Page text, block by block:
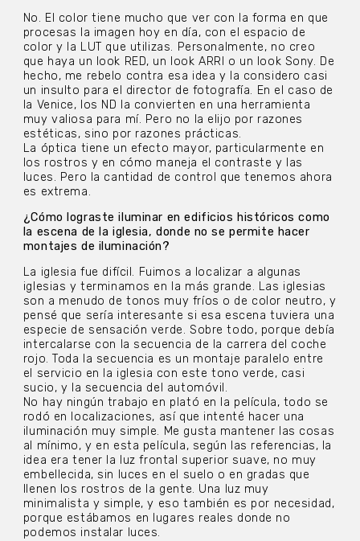
No. El color tiene mucho que ver con la forma en que
procesas la imagen hoy en día, con el espacio de
color y la LUT que utilizas. Personalmente, no creo
que haya un look RED, un look ARRI o un look Sony. De
hecho, me rebelo contra esa idea y la considero casi
un insulto para el director de fotografía. En el caso de
la Venice, los ND la convierten en una herramienta
muy valiosa para mí. Pero no la elijo por razones
estéticas, sino por razones prácticas.
La óptica tiene un efecto mayor, particularmente en
los rostros y en cómo maneja el contraste y las
luces. Pero la cantidad de control que tenemos ahora
es extrema.
¿Cómo lograste iluminar en edificios históricos como
la escena de la iglesia, donde no se permite hacer
montajes de iluminación?
La iglesia fue difícil. Fuimos a localizar a algunas
iglesias y terminamos en la más grande. Las iglesias
son a menudo de tonos muy fríos o de color neutro, y
pensé que sería interesante si esa escena tuviera una
especie de sensación verde. Sobre todo, porque debía
intercalarse con la secuencia de la carrera del coche
rojo. Toda la secuencia es un montaje paralelo entre
el servicio en la iglesia con este tono verde, casi
sucio, y la secuencia del automóvil.
No hay ningún trabajo en plató en la película, todo se
rodó en localizaciones, así que intenté hacer una
iluminación muy simple. Me gusta mantener las cosas
al mínimo, y en esta película, según las referencias, la
idea era tener la luz frontal superior suave, no muy
embellecida, sin luces en el suelo o en gradas que
llenen los rostros de la gente. Una luz muy
minimalista y simple, y eso también es por necesidad,
porque estábamos en lugares reales donde no
podemos instalar luces.